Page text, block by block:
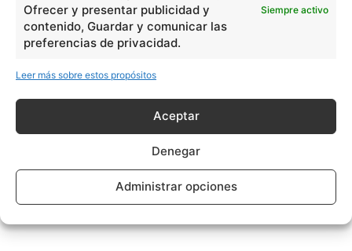
Ofrecer y presentar publicidad y
contenido, Guardar y comunicar las
preferencias de privacidad.
Siempre activo
Leer más sobre estos propósitos
Aceptar
Denegar
Administrar opciones